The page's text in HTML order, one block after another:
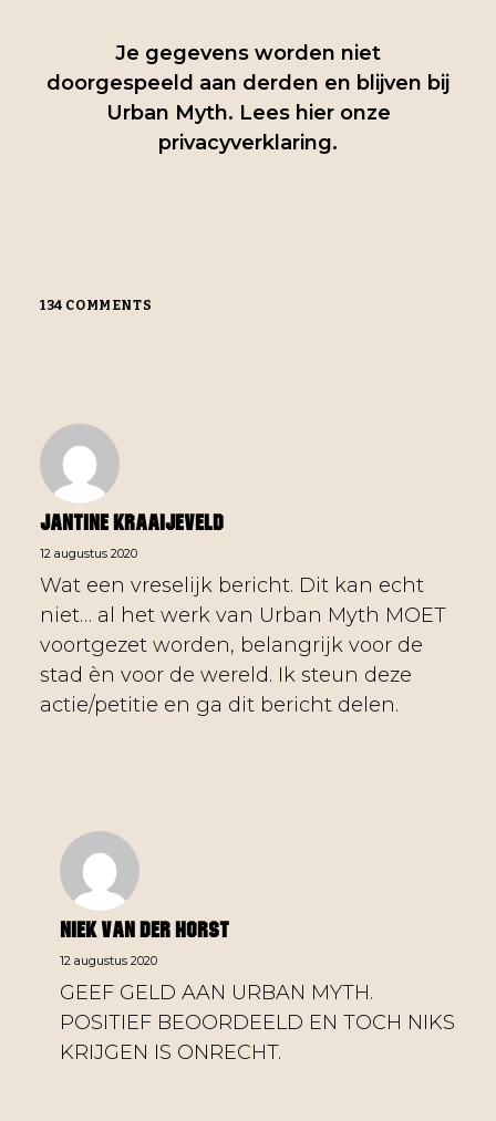
Je gegevens worden niet
doorgespeeld aan derden en blijven bij
Urban Myth. Lees hier onze
privacyverklaring.
134 COMMENTS
Jantine Kraaijeveld
12 augustus 2020
Wat een vreselijk bericht. Dit kan echt
niet… al het werk van Urban Myth MOET
voortgezet worden, belangrijk voor de
stad èn voor de wereld. Ik steun deze
actie/petitie en ga dit bericht delen.
Niek Van Der Horst
12 augustus 2020
GEEF GELD AAN URBAN MYTH.
POSITIEF BEOORDEELD EN TOCH NIKS
KRIJGEN IS ONRECHT.